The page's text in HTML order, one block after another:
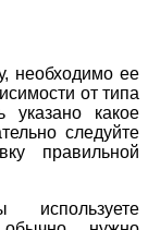
необходимо ее
от типа
указано какое
следуйте
правильной